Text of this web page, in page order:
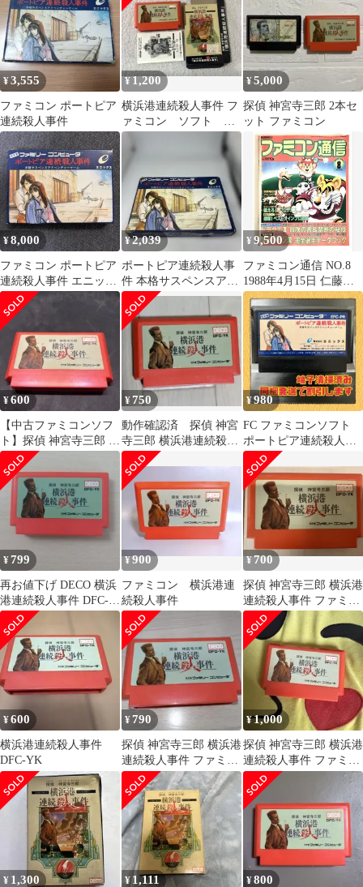
クス FC
¥3,555
ファミコン ポートピア
連続殺人事件
¥1,200
横浜港連続殺人事件 フ
ァミコン ソフト
箱 説明書
¥5,000
探偵 神宮寺三郎 2本セ
ット ファミコン
¥8,000
ファミコン ポートピア
連続殺人事件 エニック
ス
¥2,039
ポートピア連続殺人事
件 本格サスペンスアド
ベンチャーゲーム ファ
ミコンソフト
¥9,500
ファミコン通信 NO.8
1988年4月15日 仁藤優
子 聖闘士星矢など
¥600
【中古ファミコンソフ
ト】探偵 神宮寺三郎 横
浜港連続殺人事件
¥ 750
動作確認済 探偵 神宮
寺三郎 横浜港連続殺人
事件
¥980
FC ファミコンソフト
ポートピア連続殺人事
件
¥799
再お値下げ DECO 横浜
港連続殺人事件 DFC-
YK
¥900
ファミコン 横浜港連
続殺人事件
¥700
探偵 神宮寺三郎 横浜港
連続殺人事件 ファミコ
ンソフト
¥600
横浜港連続殺人事件
DFC-YK
¥790
探偵 神宮寺三郎 横浜港
連続殺人事件 ファミコ
ンソフト 任天堂
¥1,000
探偵 神宮寺三郎 横浜港
連続殺人事件 ファミコ
ン ソフト
¥ 1,300 ¥1,111 ¥800